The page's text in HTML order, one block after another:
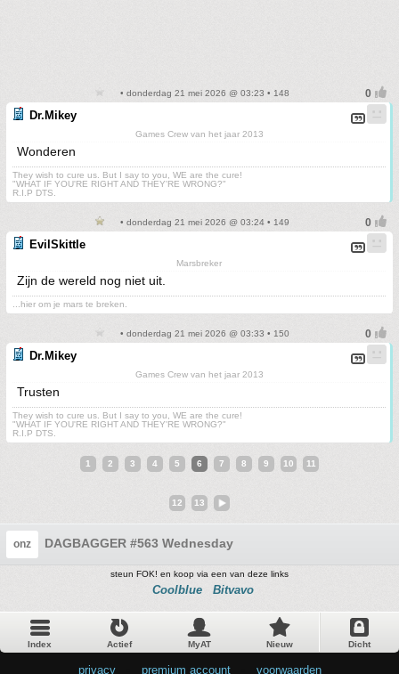
• donderdag 21 mei 2026 @ 03:23 • 148
Dr.Mikey
Games Crew van het jaar 2013
Wonderen
They wish to cure us. But I say to you, WE are the cure!
"WHAT IF YOU'RE RIGHT AND THEY'RE WRONG?"
R.I.P DTS.
• donderdag 21 mei 2026 @ 03:24 • 149
EvilSkittle
Marsbreker
Zijn de wereld nog niet uit.
...hier om je mars te breken.
• donderdag 21 mei 2026 @ 03:33 • 150
Dr.Mikey
Games Crew van het jaar 2013
Trusten
They wish to cure us. But I say to you, WE are the cure!
"WHAT IF YOU'RE RIGHT AND THEY'RE WRONG?"
R.I.P DTS.
1 2 3 4 5 6 7 8 9 10 11
12 13
onz DAGBAGGER #563 Wednesday
steun FOK! en koop via een van deze links
Coolblue Bitvavo
Index Actief MyAT Nieuw Dicht
privacy premium account voorwaarden